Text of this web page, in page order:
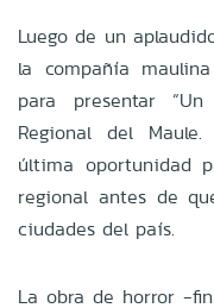
Luego de un
la compañía
para presentar
Regional del
última oportunidad
regional antes de
ciudades del país.
La obra de horror -